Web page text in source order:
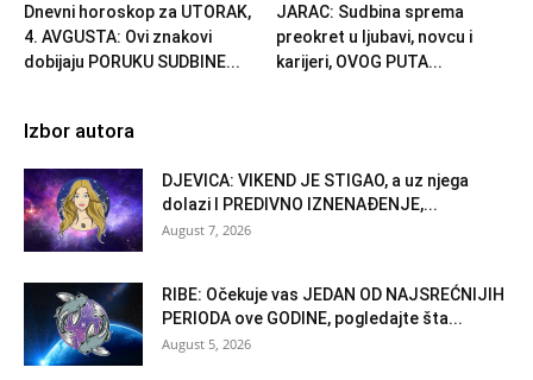
Dnevni horoskop za UTORAK,
4. AVGUSTA: Ovi znakovi
dobijaju PORUKU SUDBINE...
JARAC: Sudbina sprema
preokret u ljubavi, novcu i
karijeri, OVOG PUTA...
Izbor autora
DJEVICA: VIKEND JE STIGAO, a uz njega
dolazi I PREDIVNO IZNENAĐENJE,...
August 7, 2026
RIBE: Očekuje vas JEDAN OD NAJSREĆNIJIH
PERIODA ove GODINE, pogledajte šta...
August 5, 2026